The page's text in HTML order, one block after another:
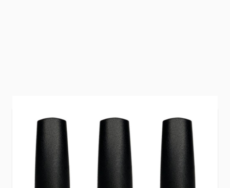
Zachte roze tinten die samenkomen in een
dromerige, elegante manicure.
Pink Dream Collection
is perfect voor wie
houdt van een frisse, romantische uitstraling